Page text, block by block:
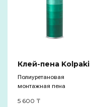
Клей-пена Kolpaki
Полиуретановая
монтажная пена
5 600 ₸